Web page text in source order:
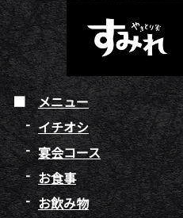
メニュー
イチオシ
宴会コース
お食事
お飲み物